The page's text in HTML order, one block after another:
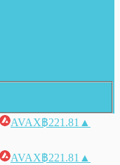
AVAX฿221.81 ▲
AVAX฿221.81 ▲